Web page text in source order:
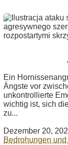
Ein
Ängste vor
unkontrollierte
wichtig ist, sich
zu...
Dezember 20,
Bedrohungen und